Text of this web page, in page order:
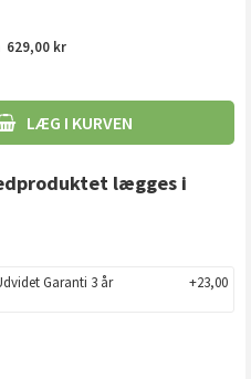
629,00 kr
LÆG I KURVEN
lægges i
Garanti 3 år +23,00